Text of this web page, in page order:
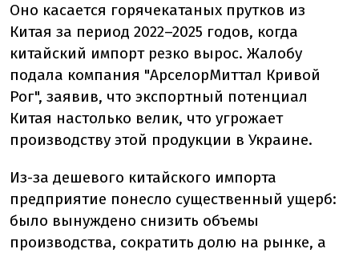
Оно касается горячекатаных прутков из
Китая за период 2022–2025 годов, когда
китайский импорт резко вырос. Жалобу
подала компания "АрселорМиттал Кривой
Рог", заявив, что экспортный потенциал
Китая настолько велик, что угрожает
производству этой продукции в Украине.
Из-за дешевого китайского импорта
предприятие понесло существенный ущерб:
было вынуждено снизить объемы
производства, сократить долю на рынке, а